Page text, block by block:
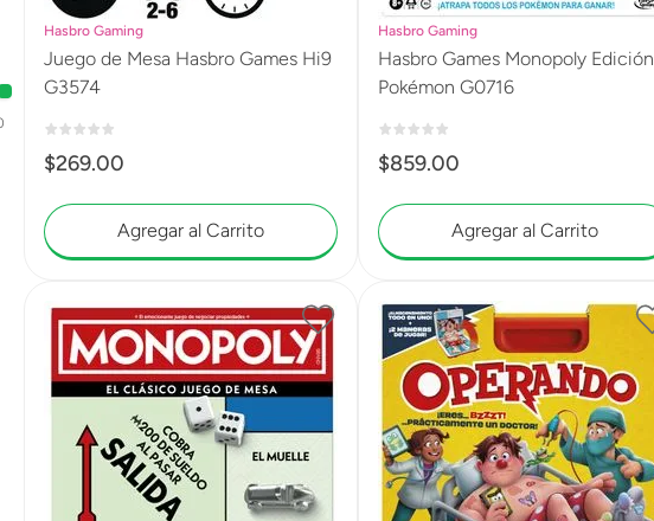
Hasbro Gaming
Juego de Mesa Hasbro Games Hi9
G3574
$269.00
Agregar al Carrito
Hasbro Gaming
Hasbro Games Monopoly Edición
Pokémon G0716
$859.00
Agregar al Carrito